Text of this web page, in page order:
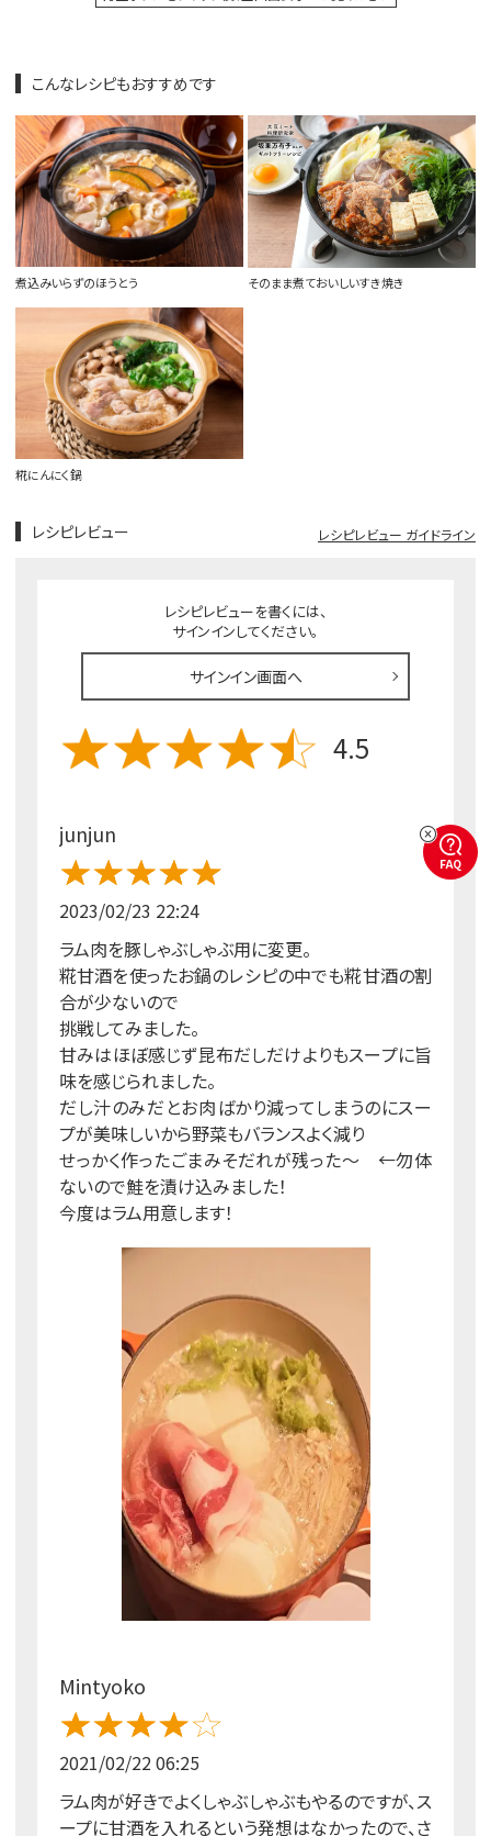
こんなレシピもおすすめです
煮込みいらずのほうとう そのまま煮ておいしいすき焼き
糀にんにく鍋
レシピレビュー レシピレビュー ガイドライン
レシピレビューを書くには、
サインインしてください。
サインイン画面へ
4.5
junjun
2023/02/23 22:24
ラム肉を豚しゃぶしゃぶ用に変更。
糀甘酒を使ったお鍋のレシピの中でも糀甘酒の割
合が少ないので
挑戦してみました。
甘みはほぼ感じず昆布だしだけよりもスープに旨
味を感じられました。
だし汁のみだとお肉ばかり減ってしまうのにスー
プが美味しいから野菜もバランスよく減り
せっかく作ったごまみそだれが残った～ ←勿体
ないので鮭を漬け込みました！
今度はラム用意します！
Mintyoko
2021/02/22 06:25
ラム肉が好きでよくしゃぶしゃぶもやるのですが、ス
ープに甘酒を入れるという発想はなかったので、さ
FAQ